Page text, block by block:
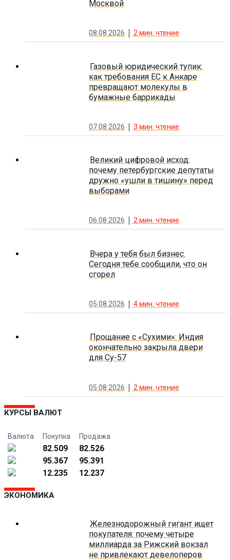
Москвой
08.08.2026 2мин. чтение
Газовый юридический тупик:
как требования ЕС к Анкаре
превращают молекулы в
бумажные баррикады
07.08.2026 3 мин. чтение
Великий цифровой исход:
почему петербургские депутаты
дружно «ушли в тишину» перед
выборами
06.08.2026 2мин. чтение
Вчера у тебя был бизнес.
Сегодня тебе сообщили, что он
сгорел
05.08.2026 4мин. чтение
Прощание с «Сухими»: Индия
окончательно закрыла двери
для Су-57
05.08.2026 2 мин. чтение
КУРСЫ ВАЛЮТ
Валюта Покупка Продажа
82.509
82.526
95.367
95.391
12.235
12.237
ЭКОНОМИКА
Железнодорожный гигант ищет
покупателя: почему четыре
миллиарда за Рижский вокзал
не привлекают девелоперов